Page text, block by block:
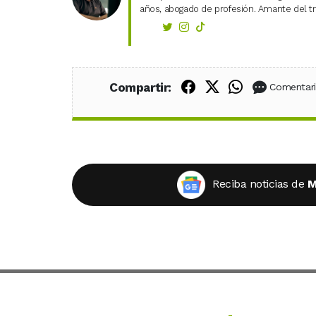
años, abogado de profesión. Amante del
Compartir: Compartir en
Compartir en
Compartir
Reciba noticias de